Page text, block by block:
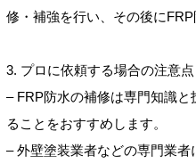
修・補強を行い、その後にFRP
3. プロに依頼する場合の注意点
– FRP防水の補修は専門知識
ることをおすすめします。
– 外壁塗装業者などの専門業